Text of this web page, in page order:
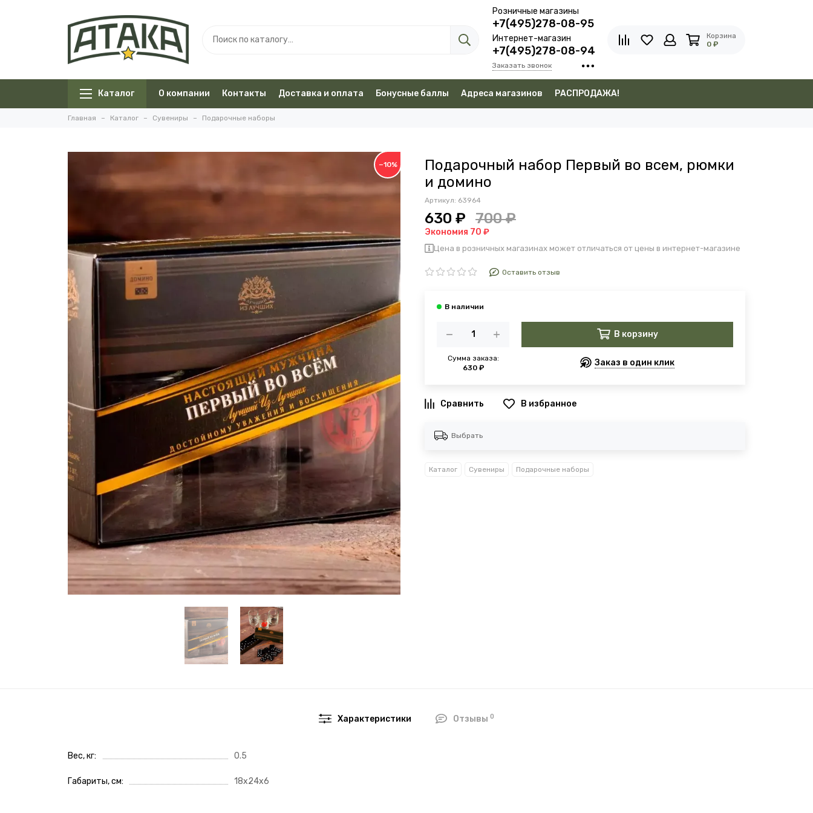
Розничные магазины
+7(495)278-08-95
Интернет-магазин
+7(495)278-08-94
Заказать звонок
Корзина
0 ₽
Каталог О компании Контакты Доставка и оплата Бонусные баллы Адреса магазинов РАСПРОДАЖА!
Главная Каталог Сувениры Подарочные наборы
−10%
Подарочный набор Первый во всем, рюмки
и домино
Артикул: 63964
630 ₽ 700 ₽
Экономия 70 ₽
Цена в розничных магазинах может отличаться от цены в интернет-магазине
Оставить отзыв
Сумма заказа:
630 ₽
В корзину
Заказ в один клик
В избранное
Выбрать
Каталог Сувениры Подарочные наборы
Характеристики Отзывы 0
Вес, кг 0.5
Габариты, см 18x24x6